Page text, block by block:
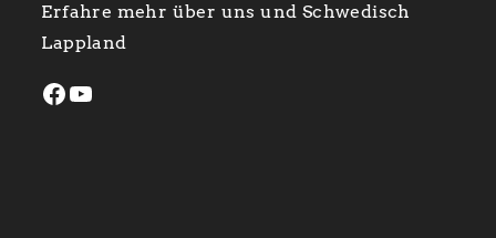
Erfahre mehr über uns und Schwedisch
Lappland